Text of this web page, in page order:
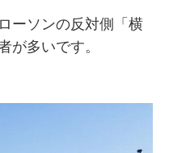
ーソンの反対側「横
が多いです。